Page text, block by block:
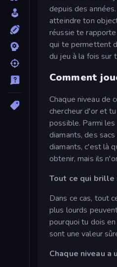
depuis des
atteindre ton
réussie te
qui te permettent
du jeu à la fois sur
Comment
Chaque niveau de
chercheur d'or et
possible. Parmi
diamants, des
diamants, c'est là
obtenir, mais ils
Tout ce qui
Dans ce cas, tout
plus lourds
pourquoi tu dois
sont une valeur
Chaque niveau